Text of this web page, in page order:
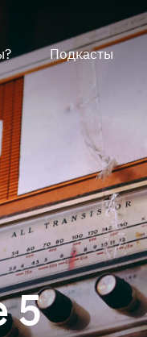
Подкасты
5